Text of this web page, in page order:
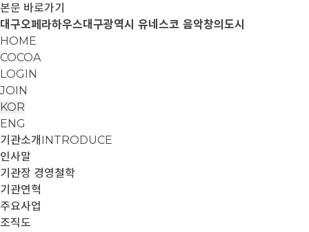
본문 바로가기
대구오페라하우스대구광역시 유네스코 음악창의도시
HOME
COCOA
LOGIN
JOIN
KOR
ENG
기관소개 INTRODUCE
인사말
기관장 경영철학
기관연혁
주요사업
조직도